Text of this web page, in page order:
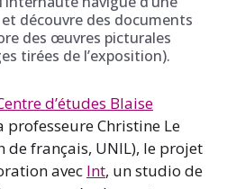
découvre des documents
des œuvres picturales
tirées de l’exposition).
d’études Blaise
professeure Christine Le
de français, UNIL), le projet
avec Int, un studio de